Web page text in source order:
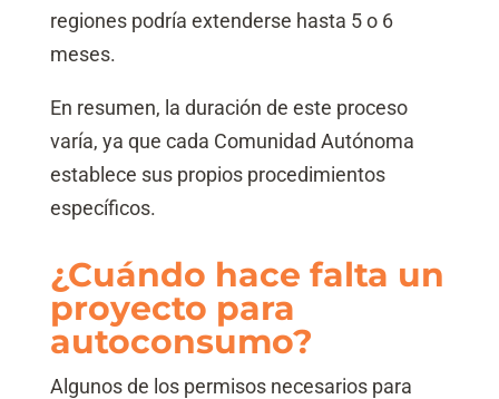
regiones podría extenderse hasta 5 o 6
meses.
En resumen, la duración de este proceso
varía, ya que cada Comunidad Autónoma
establece sus propios procedimientos
específicos.
¿Cuándo hace falta un
proyecto para
autoconsumo?
Algunos de los permisos necesarios para